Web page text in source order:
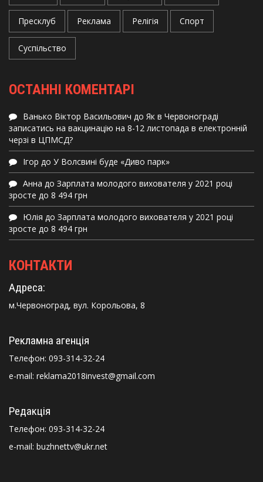
Пресклуб Реклама Релігія Спорт
Суспільство
ОСТАННІ КОМЕНТАРІ
Ванько Віктор Васильович до Як в Червонограді
записатись на вакцинацію на 8-12 листопада в електронній
черзі в ЦПМСД?
Ігор до У Волсвині буде «Диво парк»
Анна до Зарплата молодого вихователя у 2021 році
зросте до 8 494 грн
Юлія до Зарплата молодого вихователя у 2021 році
зросте до 8 494 грн
КОНТАКТИ
Адреса:
м.Червоноград, вул. Корольова, 8
Рекламна агенція
Телефон: 093-314-32-24
e-mail: reklama2018invest@gmail.com
Редакція
Телефон: 093-314-32-24
e-mail: buzhnettv@ukr.net